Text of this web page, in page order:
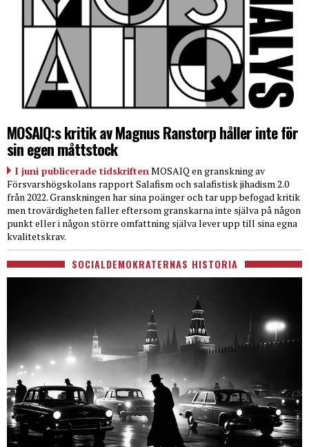
MOSAIQ:s kritik av Magnus Ranstorp håller inte för
sin egen måttstock
I juni publicerade tidskriften MOSAIQ en granskning av
Försvarshögskolans rapport Salafism och salafistisk jihadism 2.0
från 2022. Granskningen har sina poänger och tar upp befogad kritik
men trovärdigheten faller eftersom granskarna inte själva på någon
punkt eller i någon större omfattning själva lever upp till sina egna
kvalitetskrav.
SOCIALDEMOKRATERNAS HISTORIA